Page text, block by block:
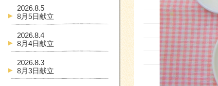
2026.8.5
8月5日献立
2026.8.4
8月4日献立
2026.8.3
8月3日献立